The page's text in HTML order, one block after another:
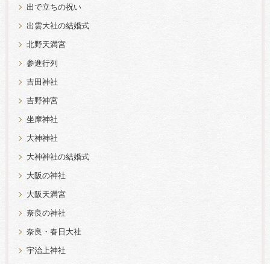
出で立ちの祝い
出雲大社の結婚式
北野天満宮
参進行列
吉田神社
吉野神宮
坐摩神社
大神神社
大神神社の結婚式
大阪の神社
大阪天満宮
奈良の神社
奈良・春日大社
宇治上神社